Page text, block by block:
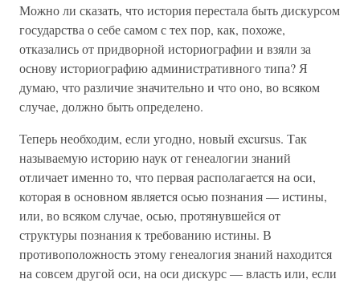
Можно ли сказать, что история перестала быть дискурсом
государства о себе самом с тех пор, как, похоже,
отказались от придворной историографии и взяли за
основу историографию административного типа? Я
думаю, что различие значительно и что оно, во всяком
случае, должно быть определено.
Теперь необходим, если угодно, новый excursus. Так
называемую историю наук от генеалогии знаний
отличает именно то, что первая располагается на оси,
которая в основном является осью познания — истины,
или, во всяком случае, осью, протянувшейся от
структуры познания к требованию истины. В
противоположность этому генеалогия знаний находится
на совсем другой оси, на оси дискурс — власть или, если